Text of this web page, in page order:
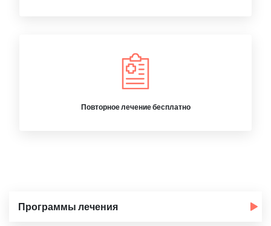
Повторное лечение бесплатно
Программы лечения